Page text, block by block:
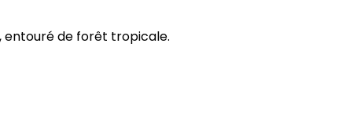
entouré de forêt tropicale.